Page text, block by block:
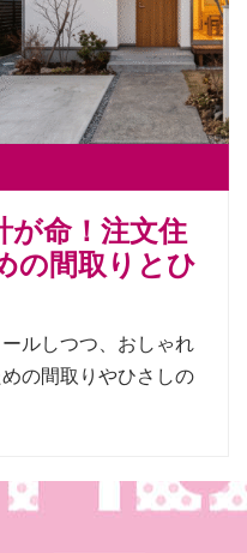
が命！注文住
の間取りとひ
ルしつつ、おしゃれ
の間取りやひさしの